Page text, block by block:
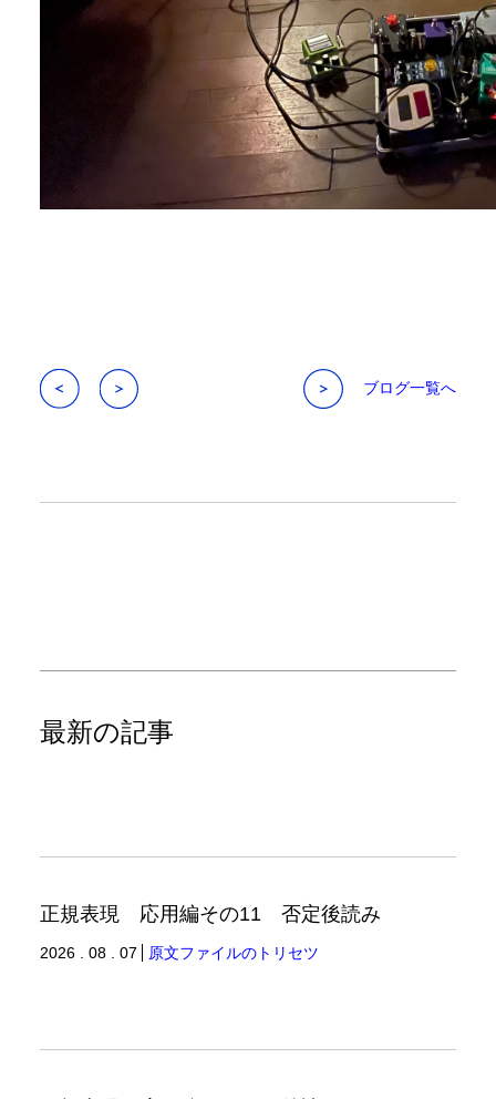
ブログ一覧へ
最新の記事
正規表現 応用編その11 否定後読み
2026 . 08 . 07 原文ファイルのトリセツ